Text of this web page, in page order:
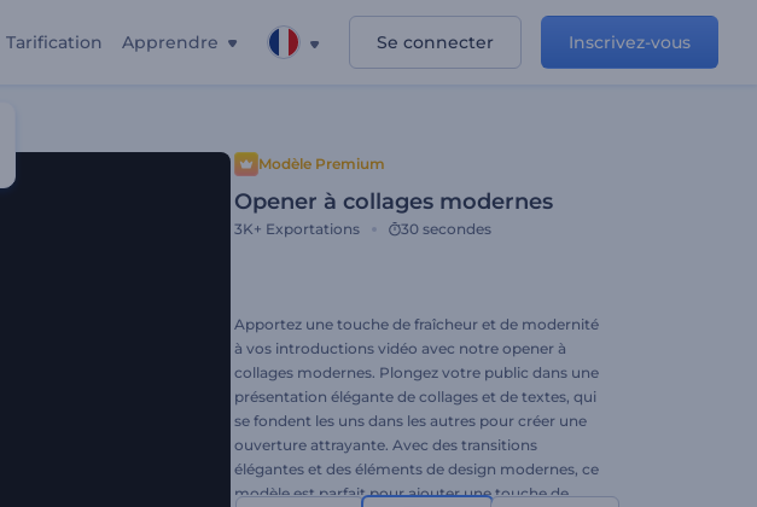
Tarification Apprendre Se connecter Inscrivez-vous
Modèle Premium
Opener à collages modernes
3K+ Exportations 30 secondes
Apportez une touche de fraîcheur et de modernité
à vos introductions vidéo avec notre opener à
collages modernes. Plongez votre public dans une
présentation élégante de collages et de textes, qui
se fondent les uns dans les autres pour créer une
ouverture attrayante. Avec des transitions
élégantes et des éléments de design modernes, ce
modèle est parfait pour ajouter une touche de